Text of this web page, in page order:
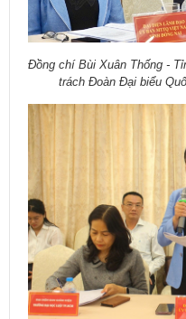
Đồng chí Bùi Xuân Thống -
trách Đoàn Đại biểu